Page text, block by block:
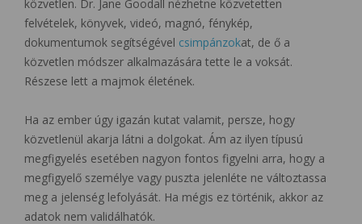
közvetlen. Dr. Jane Goodall nézhetne közvetetten
felvételek, könyvek, videó, magnó, fénykép,
dokumentumok segítségével csimpánzokat, de ő a
közvetlen módszer alkalmazására tette le a voksát.
Részese lett a majmok életének.
Ha az ember úgy igazán kutat valamit, persze, hogy
közvetlenül akarja látni a dolgokat. Ám az ilyen típusú
megfigyelés esetében nagyon fontos figyelni arra, hogy a
megfigyelő személye vagy puszta jelenléte ne változtassa
meg a jelenség lefolyását. Ha mégis ez történik, akkor az
adatok nem validálhatók.